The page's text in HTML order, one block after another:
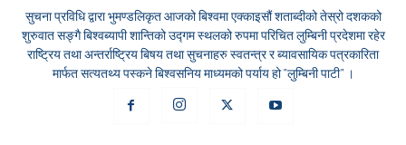
सुचना प्रविधि द्वारा भुमण्डलिकृत आजको बिश्वमा एक्काइसौं शताब्दीको तेस्रो दशकको
शुरुवात सङ्गै बिश्वब्यापी शान्तिको उद्गम स्थलको रुपमा परिचित लुम्बिनी प्रदेशमा रहेर
राष्ट्रिय तथा अन्तर्राष्ट्रिय बिषय तथा सुचनाहरु स्वतन्त्र र ब्यावसायिक पत्रकारिता
मार्फत सत्यतथ्य पस्कने बिश्वसनिय माध्यमको पर्याय हो "लुम्बिनी पाटी" ।